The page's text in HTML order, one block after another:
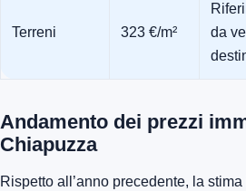
Terreni 323 €/m²
da
Andamento dei prezzi
Chiapuzza
Rispetto all’anno precedente, la